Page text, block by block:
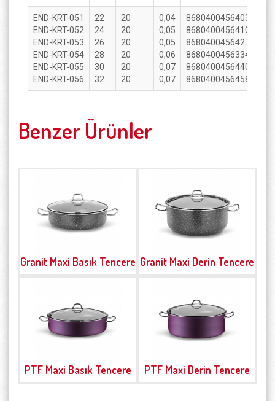
END-KRT-051
END-KRT-052
END-KRT-053
END-KRT-054
END-KRT-055
END-KRT-056
22
24
26
28
30
32
20
20
20
20
20
20
0,04
0,05
0,05
0,06
0,07
0,07
8680400456403
8680400456410
8680400456427
8680400456334
8680400456440
8680400456458
Benzer Ürünler
Granit Maxi Basık Tencere Granit Maxi Derin Tencere
PTF Maxi Basık Tencere PTF Maxi Derin Tencere